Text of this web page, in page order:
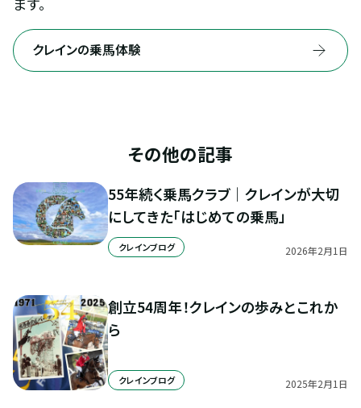
クレインの乗馬体験
その他の記事
55年続く乗馬クラブ｜クレインが大切
にしてきた「はじめての乗馬」
クレインブログ 2026年2月1 日
創立54周年！クレインの歩みとこれか
ら
クレインブログ 2025年2月1 日